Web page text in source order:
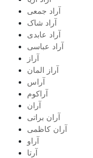
آراد جمعی
آراد شاک
آراد عابدی
آراد عباسی
آراز
آراز المان
آراس
آراکوم
آران
آران براتی
آران کاظمی
آراو
آرتا